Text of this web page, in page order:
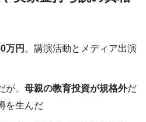
万円 。講演活動とメディア出演
、 母親の教育投資が規格外だ
を生んだ